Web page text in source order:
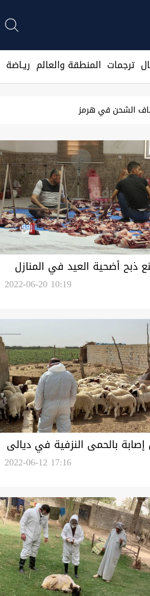
ترجمات المنطقة والعالم ريـاضة
ذبح أضحية العيد في المنازل
2022-06-20 10:19
بالحمى النزفية في ديالى
2022-06-12 17:16